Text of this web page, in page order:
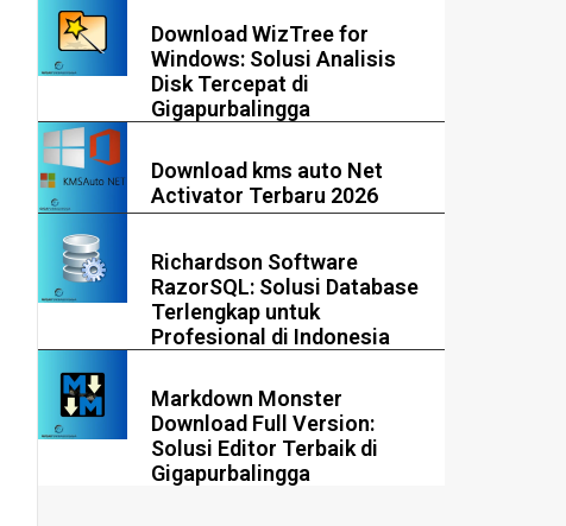
Download WizTree for
Windows: Solusi Analisis
Disk Tercepat di
Gigapurbalingga
Download kms auto Net
Activator Terbaru 2026
Richardson Software
RazorSQL: Solusi Database
Terlengkap untuk
Profesional di Indonesia
Markdown Monster
Download Full Version:
Solusi Editor Terbaik di
Gigapurbalingga